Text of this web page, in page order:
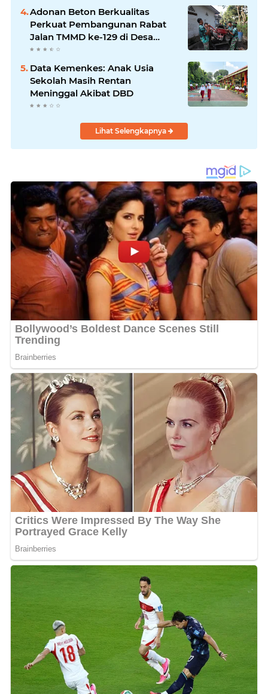
Adonan Beton Berkualitas
Perkuat Pembangunan Rabat
Jalan TMMD ke-129 di Desa
Ledoktempuro
Data Kemenkes: Anak Usia
Sekolah Masih Rentan
Meninggal Akibat DBD
Lihat Selengkapnya